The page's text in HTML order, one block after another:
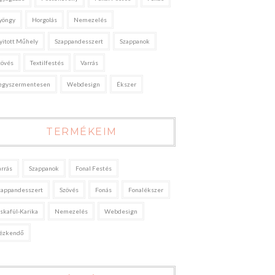
Horgolás Nemezelés
Műhely Szappandesszert Szappanok
Textilfestés Varrás
Webdesign Ékszer
TERMÉKEIM
Szappanok Fonal Festés
Szövés Fonás Fonalékszer
Karika Nemezelés Webdesign